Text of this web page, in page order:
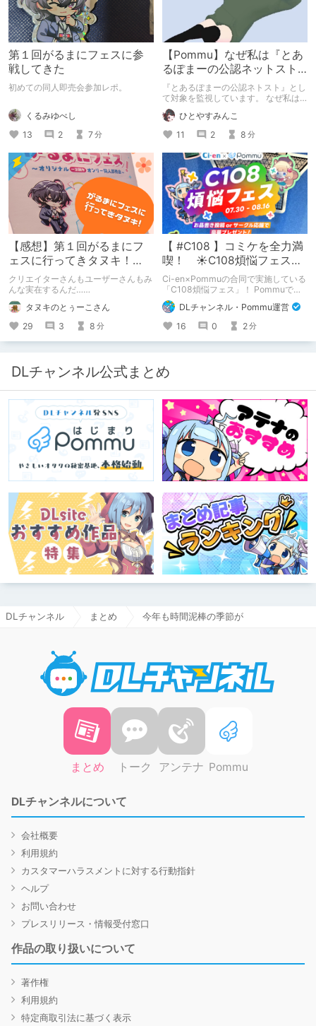
第１回がるまにフェスに参
戦してきた
初めての同人即売会参加レポ。
くるみゆべし
13
2 7分
【Pommu】なぜ私は『とあ
るぽまーの公認ネットスト
ーカー』になったのか【出
会い編】
『とあるぽまーの公認ネトスト』とし
て対象を監視しています。 なぜ私は
このような行動をとるに至ったのか。
これまでのあゆみを振り返ります。
ひとやすみんこ
11
2 8 分
【感想】第１回がるまにフ
ェスに行ってきタヌキ！
【レポ】
クリエイターさんもユーザーさんもみ
んな実在するんだ……
タヌキのとぅーこさん
29
3 8 分
【 #C108 】コミケを全力満
喫！ ☀C108煩悩フェス☀
Pommu版のご案内
Ci-en×Pommuの合同で実施している
「C108煩悩フェス」！ Pommuでの
参加方法について、改めてこちらでも
ご案内いたします！
DLチャンネル・Pommu運営
16
0 2分
DLチャンネル公式まとめ
DLチャンネル まとめ 今年も時間泥棒の季節が
まとめ トーク アンテナ Pommu
DLチャンネルについて
会社概要
利用規約
カスタマーハラスメントに対する行動指針
ヘルプ
お問い合わせ
プレスリリース・情報受付窓口
作品の取り扱いについて
著作権
利用規約
特定商取引法に基づく表示